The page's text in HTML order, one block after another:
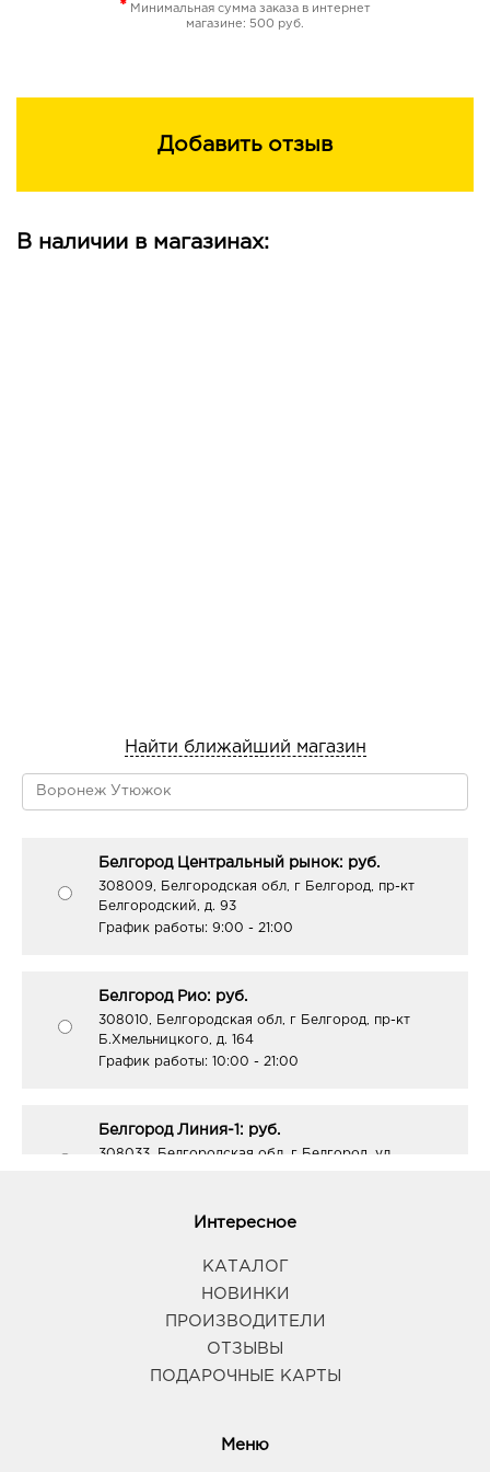
* Минимальная сумма заказа в интернет
магазине: 500 руб.
Добавить отзыв
В наличии в магазинах:
Найти ближайший магазин
Белгород Центральный рынок: руб.
308009, Белгородская обл, г Белгород, пр-кт
Белгородский, д. 93
График работы: 9:00 - 21:00
Белгород Рио: руб.
308010, Белгородская обл, г Белгород, пр-кт
Б.Хмельницкого, д. 164
График работы: 10:00 - 21:00
Белгород Линия-1: руб.
308033, Белгородская обл, г Белгород, ул
Белгород ост-ка Стадион: руб.
308009, Белгородская обл, г Белгород, пр-кт
График работы: 9:00 - 20:00
летия Белгородской области, д. 11
Интересное
КАТАЛОГ
НОВИНКИ
ПРОИЗВОДИТЕЛИ
ОТЗЫВЫ
ПОДАРОЧНЫЕ КАРТЫ
Меню